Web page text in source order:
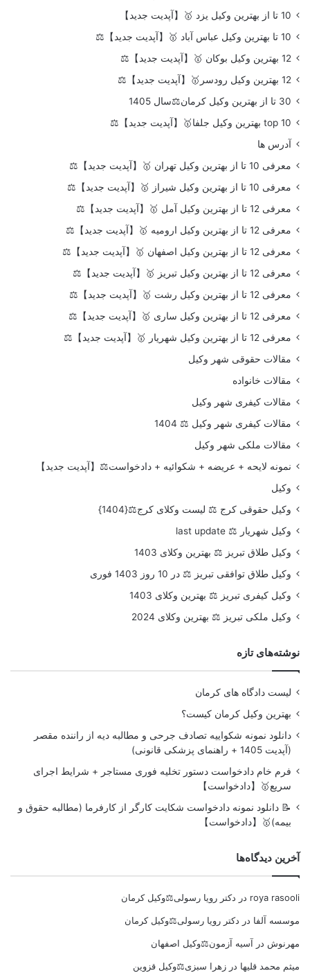
10 تا از بهترین وکیل یزد 🥇【آپدیت جدید】
10 تا بهترین وکیل عباس آباد 🥇【آپدیت جدید】⚖️
12 بهترین وکیل بوکان 🥇【آپدیت جدید】⚖️
12 بهترین وکیل رودسر🥇【آپدیت جدید】⚖️
30 تا از بهترین وکیل کرمان⚖️سال 1405
top 10 بهترین وکیل جلفا🥇【آپدیت جدید】⚖️
آدرس ها
معرفی 10 تا از بهترین وکیل تهران 🥇【آپدیت جدید】⚖️
معرفی 10 تا از بهترین وکیل شیراز 🥇【آپدیت جدید】⚖️
معرفی 12 تا از بهترین وکیل آمل 🥇【آپدیت جدید】⚖️
معرفی 12 تا از بهترین وکیل ارومیه 🥇【آپدیت جدید】⚖️
معرفی 12 تا از بهترین وکیل اصفهان 🥇【آپدیت جدید】⚖️
معرفی 12 تا از بهترین وکیل تبریز 🥇【آپدیت جدید】⚖️
معرفی 12 تا از بهترین وکیل رشت 🥇【آپدیت جدید】⚖️
معرفی 12 تا از بهترین وکیل ساری 🥇【آپدیت جدید】⚖️
معرفی 12 تا از بهترین وکیل شهریار 🥇【آپدیت جدید】⚖️
مقالات حقوقی شهر وکیل
مقالات خانواده
مقالات کیفری شهر وکیل
مقالات کیفری شهر وکیل ⚖️ 1404
مقالات ملکی شهر وکیل
نمونه لایحه + عریضه + شکوائیه + دادخواست⚖️【آپدیت جدید】
وکیل
وکیل حقوقی کرج ⚖️ لیست وکلای کرج⚖️{1404}
وکیل شهریار ⚖️ last update
وکیل طلاق تبریز ⚖️ بهترین وکلای 1403
وکیل طلاق توافقی تبریز ⚖️ در 10 روز 1403 فوری
وکیل کیفری تبریز ⚖️ بهترین وکلای 1403
وکیل ملکی تبریز ⚖️ بهترین وکلای 2024
نوشته‌های تازه
لیست دادگاه های کرمان
بهترین وکیل کرمان کیست؟
دانلود نمونه شکواییه تصادف جرحی و مطالبه دیه از راننده مقصر
(آپدیت 1405 + راهنمای پزشکی قانونی)
فرم خام دادخواست دستور تخلیه فوری مستاجر + شرایط اجرای
سریع🥇【دادخواست】
📝 دانلود نمونه دادخواست شکایت کارگر از کارفرما (مطالبه حقوق و
بیمه)🥇【دادخواست】
آخرین دیدگاه‌ها
roya rasooli در دکتر رویا رسولی⚖️وکیل کرمان
موسسه آلفا در دکتر رویا رسولی⚖️وکیل کرمان
مهرنوش در آسیه آزمون⚖️وکیل اصفهان
میثم محمد قلیها در زهرا سبزی⚖️وکیل قزوین